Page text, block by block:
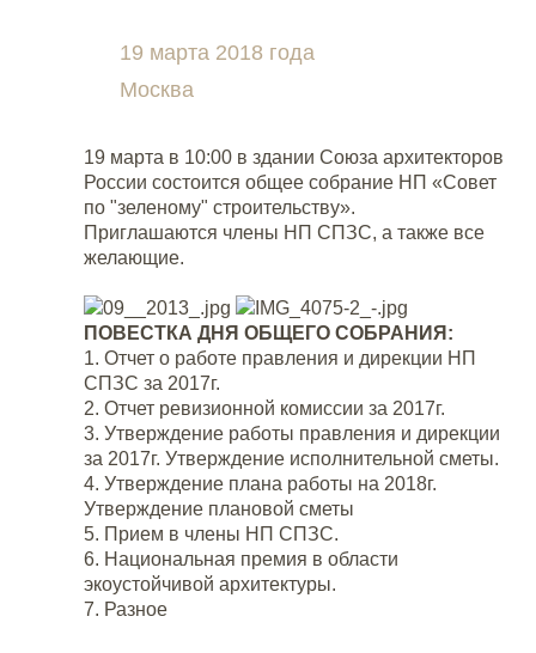
19 марта 2018 года
Москва
19 марта в 10:00 в здании Союза архитекторов
России состоится общее собрание НП «Совет
по "зеленому" строительству».
Приглашаются члены НП СПЗС, а также все
желающие.
ПОВЕСТКА ДНЯ ОБЩЕГО СОБРАНИЯ:
Отчет о работе правления и дирекции НП
СПЗС за 2017г.
Отчет ревизионной комиссии за 2017г.
Утверждение работы правления и дирекции
за 2017г. Утверждение исполнительной сметы.
Утверждение плана работы на 2018г.
Утверждение плановой сметы
Прием в члены НП СПЗС.
Национальная премия в области
экоустойчивой архитектуры.
Разное